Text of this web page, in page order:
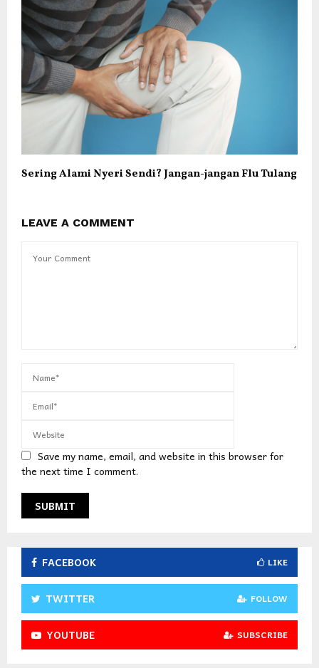
Sering Alami Nyeri Sendi? Jangan-jangan Flu Tulang
LEAVE A COMMENT
Save my name, email, and website in this browser for
the next time I comment.
FACEBOOK LIKE
TWITTER FOLLOW
YOUTUBE SUBSCRIBE